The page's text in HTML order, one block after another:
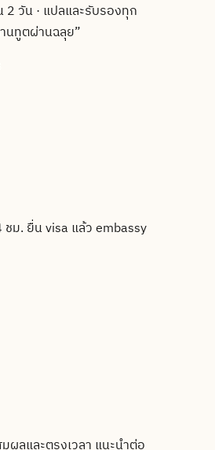
2 วัน · แปลและรับรองทุก
นทูตผ่านฉลุย”
ชม. ยื่น visa แล้ว embassy